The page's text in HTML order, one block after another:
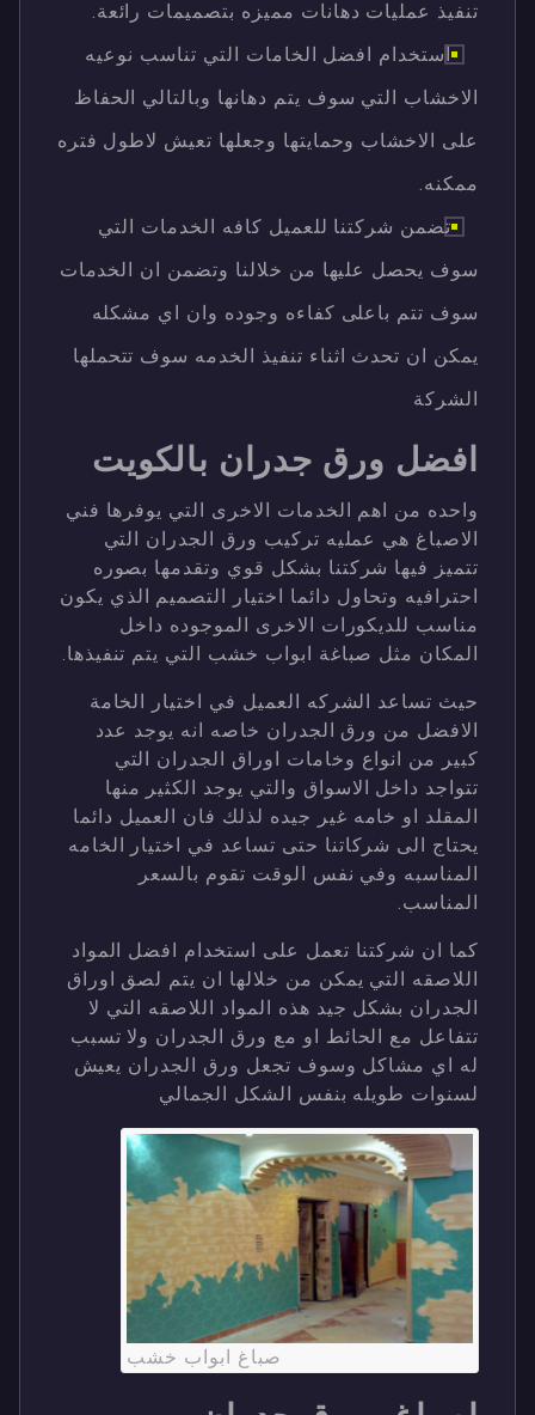
تنفيذ عمليات دهانات مميزه بتصميمات رائعة.
استخدام افضل الخامات التي تناسب نوعيه
الاخشاب التي سوف يتم دهانها وبالتالي الحفاظ
على الاخشاب وحمايتها وجعلها تعيش لاطول فتره
ممكنه.
تضمن شركتنا للعميل كافه الخدمات التي
سوف يحصل عليها من خلالنا وتضمن ان الخدمات
سوف تتم باعلى كفاءه وجوده وان اي مشكله
يمكن ان تحدث اثناء تنفيذ الخدمه سوف تتحملها
الشركة
افضل ورق جدران بالكويت
واحده من اهم الخدمات الاخرى التي يوفرها فني
الاصباغ هي عمليه تركيب ورق الجدران التي
تتميز فيها شركتنا بشكل قوي وتقدمها بصوره
احترافيه وتحاول دائما اختيار التصميم الذي يكون
مناسب للديكورات الاخرى الموجوده داخل
المكان مثل صباغة ابواب خشب التي يتم تنفيذها.
حيث تساعد الشركه العميل في اختيار الخامة
الافضل من ورق الجدران خاصه انه يوجد عدد
كبير من انواع وخامات اوراق الجدران التي
تتواجد داخل الاسواق والتي يوجد الكثير منها
المقلد او خامه غير جيده لذلك فان العميل دائما
يحتاج الى شركاتنا حتى تساعد في اختيار الخامه
المناسبه وفي نفس الوقت تقوم بالسعر
المناسب.
كما ان شركتنا تعمل على استخدام افضل المواد
اللاصقه التي يمكن من خلالها ان يتم لصق اوراق
الجدران بشكل جيد هذه المواد اللاصقه التي لا
تتفاعل مع الحائط او مع ورق الجدران ولا تسبب
له اي مشاكل وسوف تجعل ورق الجدران يعيش
لسنوات طويله بنفس الشكل الجمالي
صباغ ابواب خشب